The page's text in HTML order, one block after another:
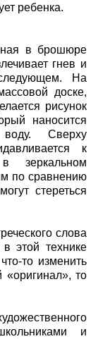
ребенка.
в брошюре
гнев и
На
доске,
рисунок
наносится
Сверху
к
зеркальном
по сравнению
стереться
слова
этой технике
то изменить
«оригинал», то
и